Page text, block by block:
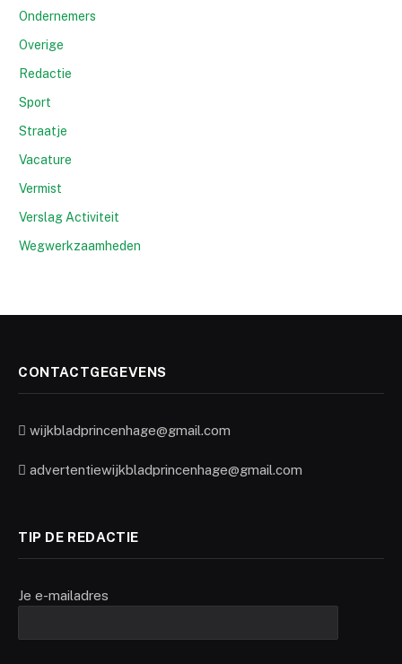
Ondernemers
Overige
Redactie
Sport
Straatje
Vacature
Vermist
Verslag Activiteit
Wegwerkzaamheden
CONTACTGEGEVENS
wijkbladprincenhage@gmail.com
advertentiewijkbladprincenhage@gmail.com
TIP DE REDACTIE
Je e-mailadres